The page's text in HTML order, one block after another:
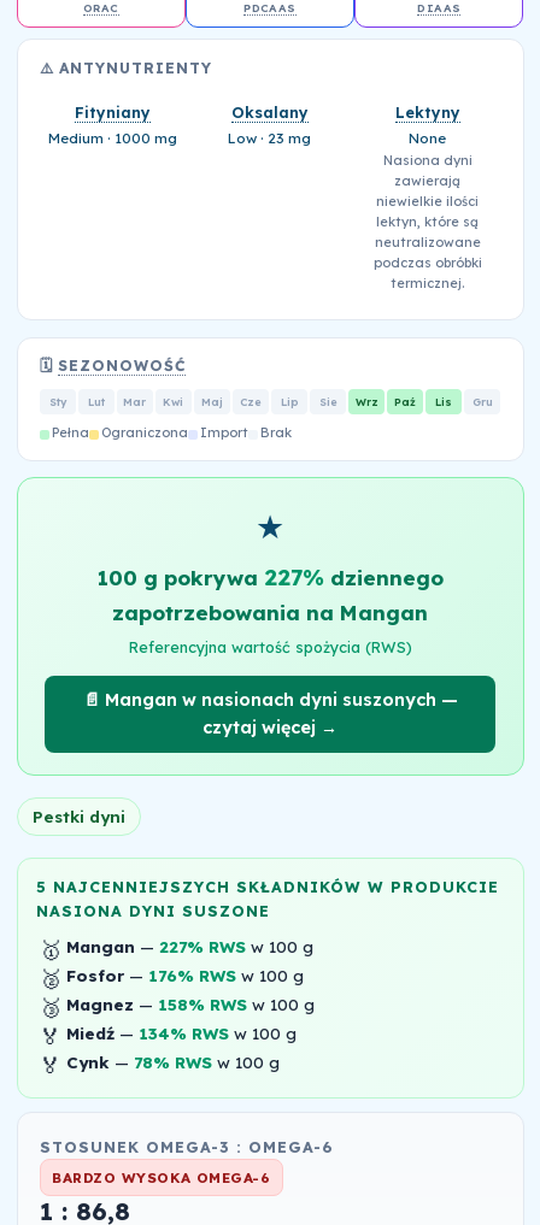
ORAC PDCAAS DIAAS
⚠️ ANTYNUTRIENTY
Fityniany
Medium · 1000 mg
Oksalany
Low · 23 mg
Lektyny
None
Nasiona dyni
zawierają
niewielkie ilości
lektyn, które są
neutralizowane
podczas obróbki
termicznej.
🗓️SEZONOWOŚĆ
Sty Lut Mar Kwi Maj Cze Lip Sie Wrz Paź Lis Gru
Pełna Ograniczona Import Brak
★
100 g pokrywa 227%dziennego
zapotrzebowania na Mangan
Referencyjna wartość spożycia (RWS)
📄 Mangan w nasionach dyni suszonych —
czytaj więcej →
Pestki dyni
5 NAJCENNIEJSZYCH SKŁADNIKÓW W PRODUKCIE
NASIONA DYNI SUSZONE
🥇 Mangan — 227% RWSw 100 g
🥈 Fosfor— 176% RWSw 100 g
🥉 Magnez — 158% RWSw 100 g
🏅 Miedź— 134% RWSw 100 g
🏅 Cynk— 78% RWSw 100 g
STOSUNEK OMEGA-3 : OMEGA-6
BARDZO WYSOKA OMEGA-6
1 : 86,8